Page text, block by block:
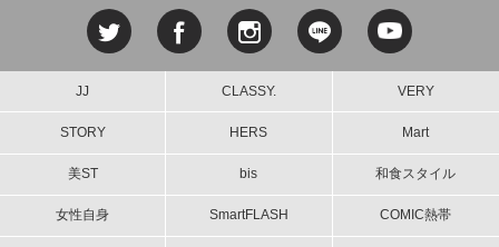
JJ CLASSY. VERY
STORY HERS Mart
美ST bis 和食スタイル
女性自身 SmartFLASH COMIC熱帯